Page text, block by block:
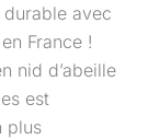
avec
France !
nid d’abeille
est
plus